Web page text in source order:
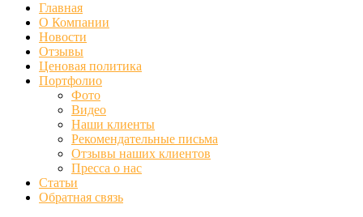
Главная
О Компании
Новости
Отзывы
Ценовая политика
Портфолио
Фото
Видео
Наши клиенты
Рекомендательные письма
Отзывы наших клиентов
Пресса о нас
Статьи
Обратная связь